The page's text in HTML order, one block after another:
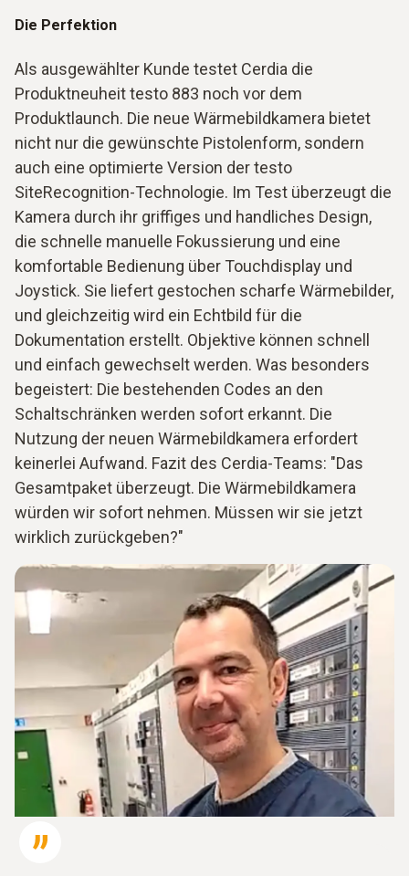
Die Perfektion
Als ausgewählter Kunde testet Cerdia die
Produktneuheit testo 883 noch vor dem
Produktlaunch. Die neue Wärmebildkamera bietet
nicht nur die gewünschte Pistolenform, sondern
auch eine optimierte Version der testo
SiteRecognition-Technologie. Im Test überzeugt die
Kamera durch ihr griffiges und handliches Design,
die schnelle manuelle Fokussierung und eine
komfortable Bedienung über Touchdisplay und
Joystick. Sie liefert gestochen scharfe Wärmebilder,
und gleichzeitig wird ein Echtbild für die
Dokumentation erstellt. Objektive können schnell
und einfach gewechselt werden. Was besonders
begeistert: Die bestehenden Codes an den
Schaltschränken werden sofort erkannt. Die
Nutzung der neuen Wärmebildkamera erfordert
keinerlei Aufwand. Fazit des Cerdia-Teams: "Das
Gesamtpaket überzeugt. Die Wärmebildkamera
würden wir sofort nehmen. Müssen wir sie jetzt
wirklich zurückgeben?"